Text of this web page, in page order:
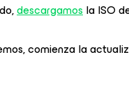
descargamosla ISO
comienza la